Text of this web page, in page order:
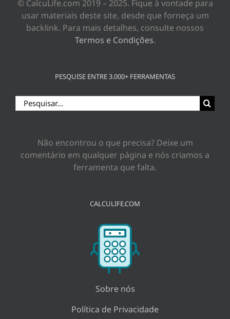
© CalcuLife.com 2019 – 2025. Fique à vontade para
usar materiais deste site, desde que forneça um
backlink. Para mais detalhes, consulte nossos
Termos e Condições.
PESQUISE ENTRE 3.000+ FERRAMENTAS
Buscar
resultados
Não encontrou o que precisa? Deixe um
comentário em qualquer página e nós criamos a
ferramenta que falta.
CALCULIFE.COM
Sobre nós
Política de Privacidade